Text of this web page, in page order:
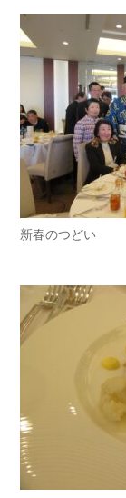
新春のつどい